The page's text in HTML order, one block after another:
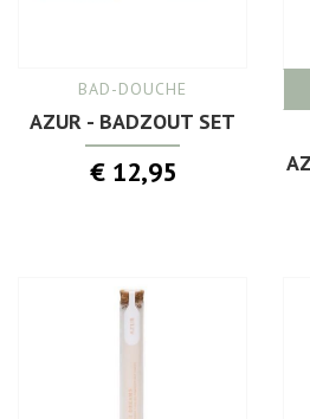
BAD-DOUCHE
AZUR - BADZOUT SET
€ 12,95